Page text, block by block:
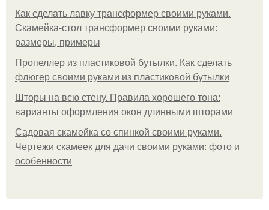
Как сделать лавку трансформер своими руками.
Скамейка-стол трансформер своими руками:
размеры, примеры
Пропеллер из пластиковой бутылки. Как сделать
флюгер своими руками из пластиковой бутылки
Шторы на всю стену. Правила хорошего тона:
варианты оформления окон длинными шторами
Садовая скамейка со спинкой своими руками.
Чертежи скамеек для дачи своими руками: фото и
особенности